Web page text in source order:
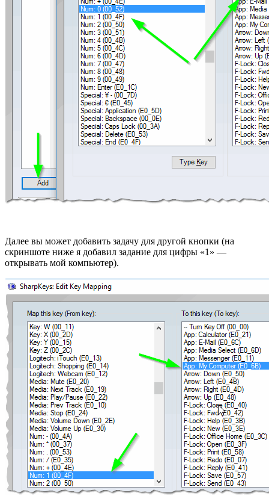
Далее вы может добавить задачу для другой кнопки (на
скриншоте ниже я добавил задание для цифры «1» —
открывать мой компьютер).